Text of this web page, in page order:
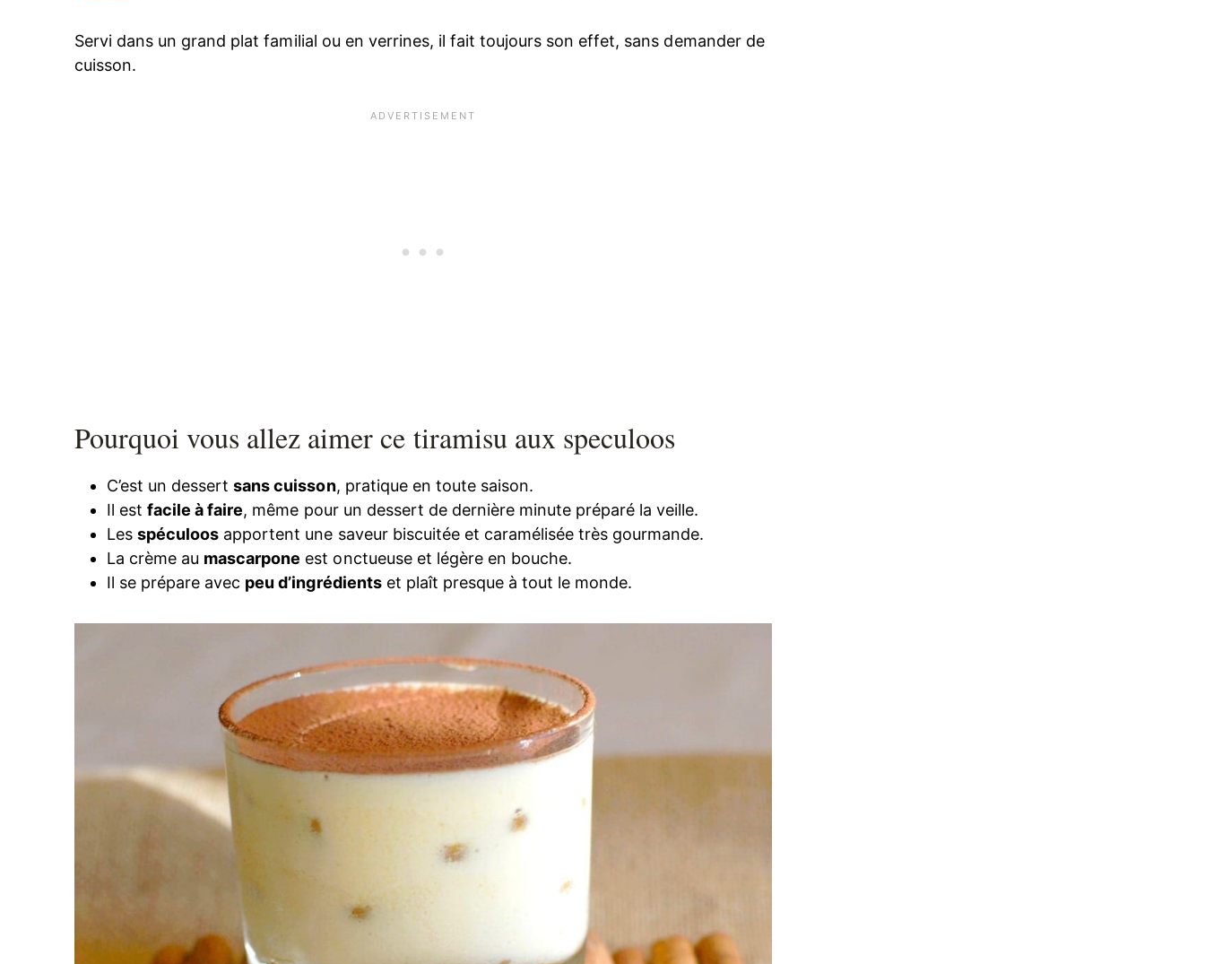
Servi dans un grand plat familial ou en verrines, il fait toujours son effet, sans demander de
cuisson.
Pourquoi vous allez aimer ce tiramisu aux speculoos
C’est un dessertsans cuisson, pratique en toute saison.
Il estfacile à faire, même pour un dessert de dernière minute préparé la veille.
Lesspéculoos apportent une saveur biscuitée et caramélisée très gourmande.
La crème au mascarpone est onctueuse et légère en bouche.
Il se prépare avec peu d’ingrédientset plaît presque à tout le monde.